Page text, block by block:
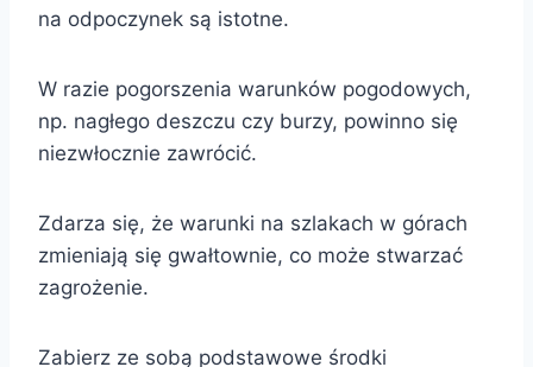
na odpoczynek są istotne.
W razie pogorszenia warunków pogodowych,
np. nagłego deszczu czy burzy, powinno się
niezwłocznie zawrócić.
Zdarza się, że warunki na szlakach w górach
zmieniają się gwałtownie, co może stwarzać
zagrożenie.
Zabierz ze sobą podstawowe środki